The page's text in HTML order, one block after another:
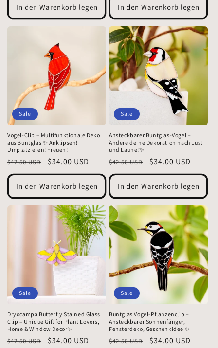
In den Warenkorb legen In den Warenkorb legen
Sale
Vogel-Clip – Multifunktionale Deko
aus Buntglas ✨ Anklipsen!
Umplatzieren! Freuen!
Normaler
Preis
$42.50 USD Verkaufspreis
$34.00 USD
In den Warenkorb legen
Sale
Ansteckbarer Buntglas-Vogel –
Ändere deine Dekoration nach Lust
und Laune!✨
Normaler
Preis
$42.50 USD Verkaufspreis
$34.00 USD
In den Warenkorb legen
Sale
Dryocampa Butterfly Stained Glass
Clip – Unique Gift for Plant Lovers,
Home & Window Decor✨
Normaler
$42.50 USD Verkaufspreis
$34.00 USD
Sale
Buntglas Vogel-Pflanzenclip –
Ansteckbarer Sonnenfänger,
Fensterdeko, Geschenkidee ✨
Normaler
$42.50 USD Verkaufspreis
$34.00 USD